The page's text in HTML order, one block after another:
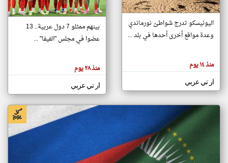
تغيير الدولة
اخبار جزر القمر على مدار الساعة
أهم اخبار جزر القمر العاجلة والمباشرة
هنا عن
وجهة
كاتبيها.
اليونيسكو تدرج شواطئ نورماندي
وعدة مواقع أخرى أحدها في بلد ...
منذ ١٤ يوم
ار تي عربي
بينهم ممثلو 7 دول عربية.. 13
عضوا في مجلس "الفيفا" ...
منذ ٢٨ يوم
ار تي عربي
klyoum.com